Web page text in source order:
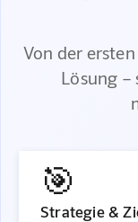
Von der
Lösung
🎯
Strategie &